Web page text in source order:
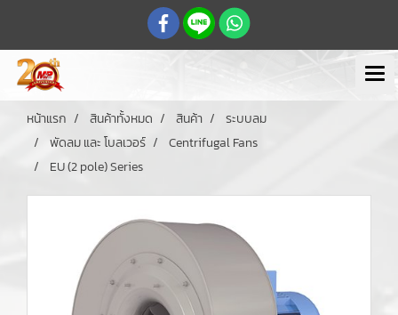
หน้าแรก สินค้าทั้งหมด สินค้า
ระบบลม
พัดลม และ โบลเวอร์
Centrifugal Fans
EU (2 pole) Series